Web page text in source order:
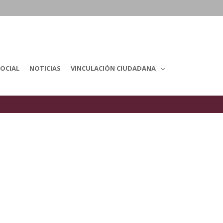
NOTICIAS VINCULACIÓN CIUDADANA